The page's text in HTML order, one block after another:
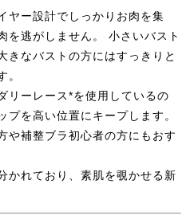
ヤー設計でしっかりお肉を集
を逃がしません。 小さいバスト
きなバストの方にはすっきりと
。
リーレース*を使用しているの
プを高い位置にキープします。
や補整ブラ初心者の方にもおす
かれており、素肌を覗かせる新